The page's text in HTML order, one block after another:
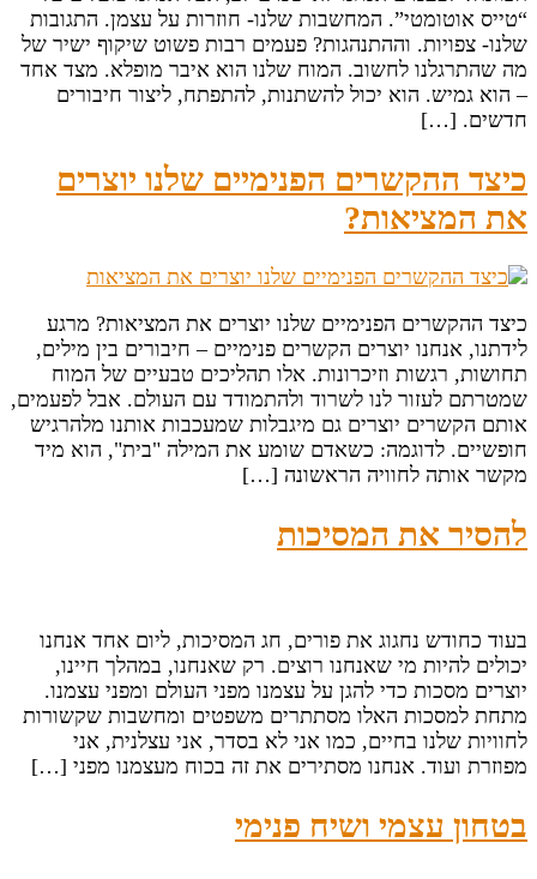
“טייס אוטומטי”. ‎המחשבות שלנו- חוזרות על עצמן. ‎התגובות
שלנו- צפויות. ‎וההתנהגות? פעמים רבות פשוט שיקוף ישיר של
מה שהתרגלנו לחשוב. ‎המוח שלנו הוא איבר מופלא. מצד אחד
– הוא גמיש. הוא יכול להשתנות, להתפתח, ליצור חיבורים
חדשים. […]
כיצד ההקשרים הפנימיים שלנו יוצרים
את המציאות?
כיצד ההקשרים הפנימיים שלנו יוצרים את המציאות? מרגע
לידתנו, אנחנו יוצרים הקשרים פנימיים – חיבורים בין מילים,
תחושות, רגשות וזיכרונות. אלו תהליכים טבעיים של המוח
שמטרתם לעזור לנו לשרוד ולהתמודד עם העולם. אבל לפעמים,
אותם הקשרים יוצרים גם מיגבלות שמעכבות אותנו מלהרגיש
חופשיים. לדוגמה: כשאדם שומע את המילה "בית", הוא מיד
מקשר אותה לחוויה הראשונה […]
להסיר את המסיכות
בעוד כחודש נחגוג את פורים, חג המסיכות, ליום אחד אנחנו
יכולים להיות מי שאנחנו רוצים. רק שאנחנו, במהלך חיינו,
יוצרים מסכות כדי להגן על עצמנו מפני העולם ומפני עצמנו.
מתחת למסכות האלו מסתתרים משפטים ומחשבות שקשורות
לחוויות שלנו בחיים, כמו אני לא בסדר, אני עצלנית, אני
מפוזרת ועוד. אנחנו מסתירים את זה בכוח מעצמנו מפני […]
בטחון עצמי ושיח פנימי